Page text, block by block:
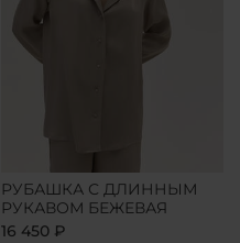
РУБАШКА С ДЛИННЫМ
РУКАВОМ БЕЖЕВАЯ
16 450 ₽